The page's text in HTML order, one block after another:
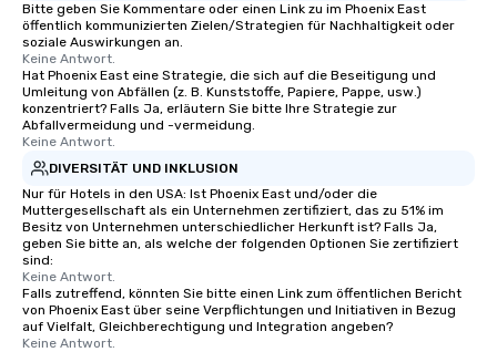
Bitte geben Sie Kommentare oder einen Link zu im Phoenix East
öffentlich kommunizierten Zielen/Strategien für Nachhaltigkeit oder
soziale Auswirkungen an.
Keine Antwort.
Hat Phoenix East eine Strategie, die sich auf die Beseitigung und
Umleitung von Abfällen (z. B. Kunststoffe, Papiere, Pappe, usw.)
konzentriert? Falls Ja, erläutern Sie bitte Ihre Strategie zur
Abfallvermeidung und -vermeidung.
Keine Antwort.
DIVERSITÄT UND INKLUSION
Nur für Hotels in den USA: Ist Phoenix East und/oder die
Muttergesellschaft als ein Unternehmen zertifiziert, das zu 51% im
Besitz von Unternehmen unterschiedlicher Herkunft ist? Falls Ja,
geben Sie bitte an, als welche der folgenden Optionen Sie zertifiziert
sind:
Keine Antwort.
Falls zutreffend, könnten Sie bitte einen Link zum öffentlichen Bericht
von Phoenix East über seine Verpflichtungen und Initiativen in Bezug
auf Vielfalt, Gleichberechtigung und Integration angeben?
Keine Antwort.